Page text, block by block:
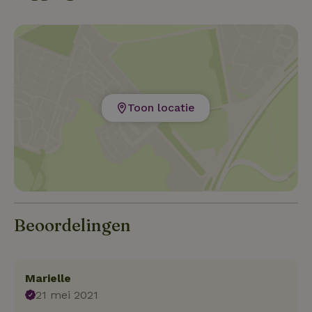
Toon locatie
Beoordelingen
Marielle
21 mei 2021